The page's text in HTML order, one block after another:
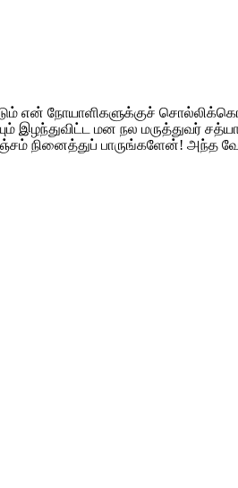
என் நோயாளிகளுக்குச்
மன நல மருத்துவர்
நினைத்துப் பாருங்களேன்!